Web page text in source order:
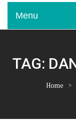
Menu
TAG:
Home >